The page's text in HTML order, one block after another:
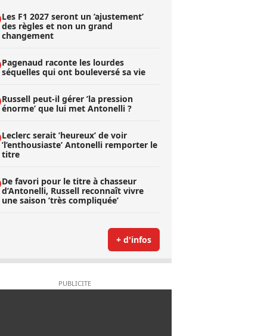
Les F1 2027 seront un ’ajustement’
des règles et non un grand
changement
Pagenaud raconte les lourdes
séquelles qui ont bouleversé sa vie
Russell peut-il gérer ’la pression
énorme’ que lui met Antonelli ?
Leclerc serait ’heureux’ de voir
’l’enthousiaste’ Antonelli remporter le
titre
De favori pour le titre à chasseur
d’Antonelli, Russell reconnaît vivre
une saison ’très compliquée’
+ d'infos